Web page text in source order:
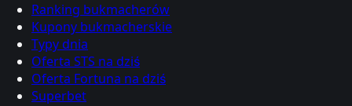
Ranking bukmacherów
Kupony bukmacherskie
Typy dnia
Oferta STS na dziś
Oferta Fortuna na dziś
Superbet